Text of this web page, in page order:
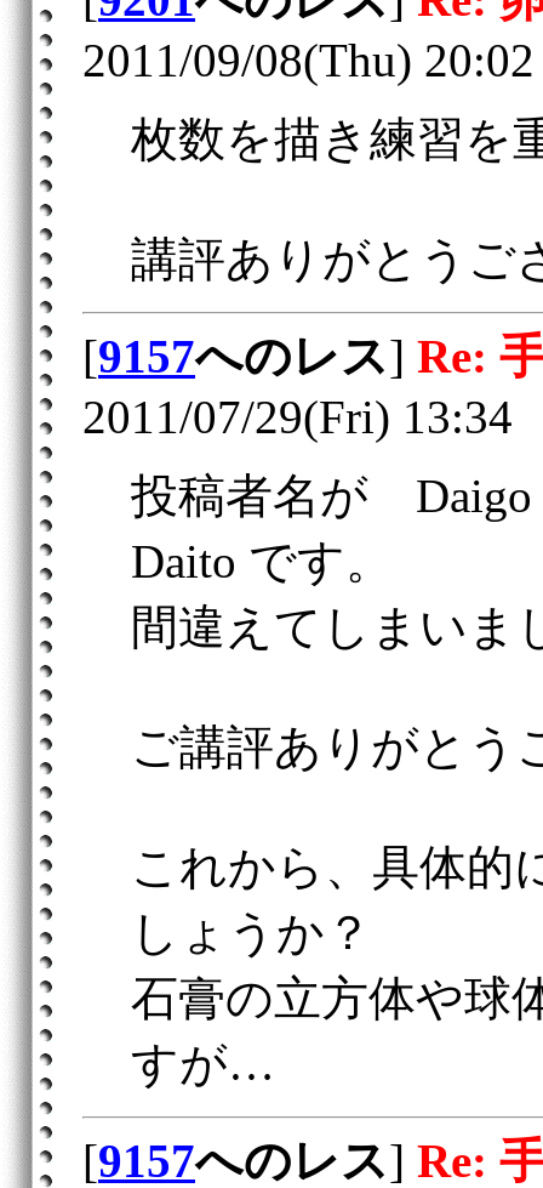
2011/09/08(Thu) 20:02
枚数を描き練習を
講評ありがとうご
[9157へのレス] Re:
2011/07/29(Fri) 13:34
投稿者名が Daigo
Daito です。
間違えてしまいま
ご講評ありがとう
これから、具体的
しょうか？
石膏の立方体や球
すが…
[9157へのレス] Re: